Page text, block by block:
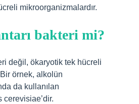
mikroorganizmalardır.
bakteri mi?
değil, ökaryotik tek hücreli
örnek, alkolün
da kullanılan
cerevisiae’dir.